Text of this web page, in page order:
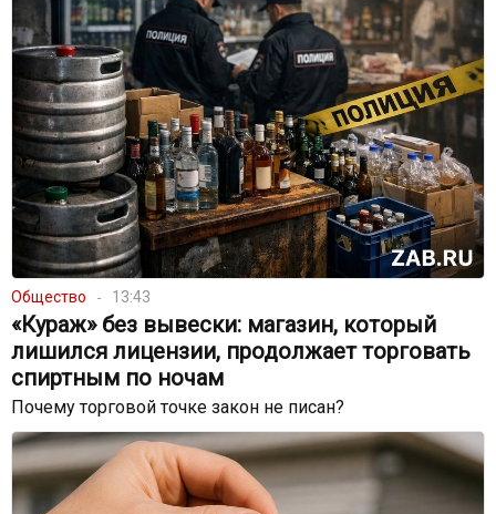
Общество 13:43
«Кураж» без вывески: магазин, который
лишился лицензии, продолжает торговать
спиртным по ночам
Почему торговой точке закон не писан?